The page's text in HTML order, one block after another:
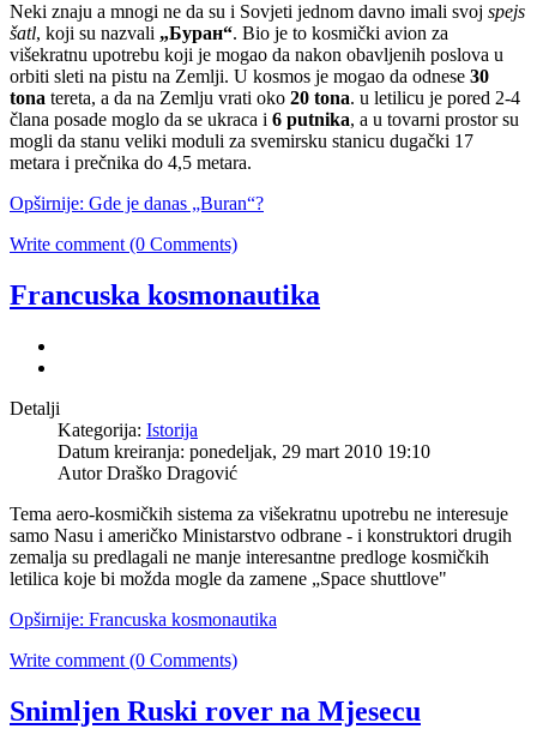
Neki znaju a mnogi ne da su i Sovjeti jednom davno imali svoj spejs
šatl, koji su nazvali „Буран“. Bio je to kosmički avion za
višekratnu upotrebu koji je mogao da nakon obavljenih poslova u
orbiti sleti na pistu na Zemlji. U kosmos je mogao da odnese 30
tona tereta, a da na Zemlju vrati oko 20 tona. u letilicu je pored 2-4
člana posade moglo da se ukraca i 6 putnika, a u tovarni prostor su
mogli da stanu veliki moduli za svemirsku stanicu dugački 17
metara i prečnika do 4,5 metara.
Opširnije: Gde je danas „Buran“?
Write comment (0 Comments)
Francuska kosmonautika
Detalji
Kategorija: Istorija
Datum kreiranja: ponedeljak, 29 mart 2010 19:10
Autor Draško Dragović
Tema aero-kosmičkih sistema za višekratnu upotrebu ne interesuje
samo Nasu i američko Ministarstvo odbrane - i konstruktori drugih
zemalja su predlagali ne manje interesantne predloge kosmičkih
letilica koje bi možda mogle da zamene „Space shuttlove"
Opširnije: Francuska kosmonautika
Write comment (0 Comments)
Snimljen Ruski rover na Mjesecu